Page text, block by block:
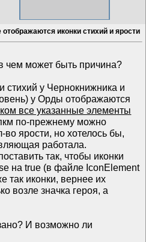
иконки стихий и ярости
чем может быть причина?
стихий у Чернокнижника и
у Орды отображаются
все указанные элементы
по-прежнему можно
во ярости, но хотелось бы,
работала.
так, чтобы иконки
на true (в файле IconElement
так иконки, вернее их
возле значка героя, а
И возможно ли